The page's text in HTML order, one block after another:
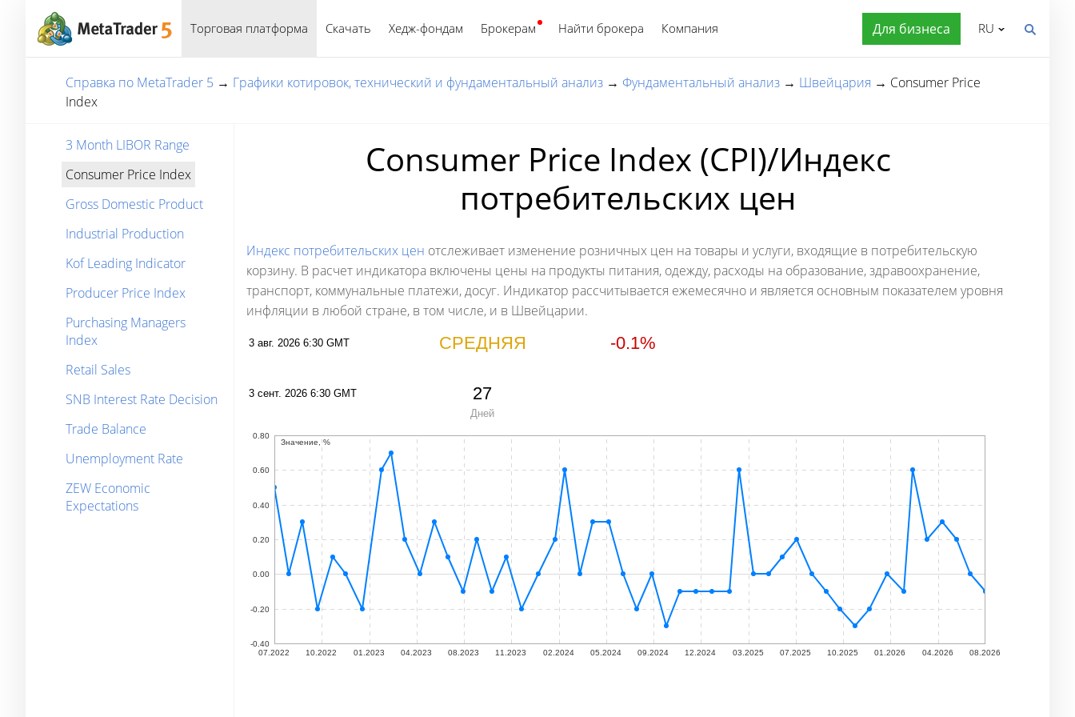
Торговая платформа Скачать Хедж-фондам Брокерам Найти брокера Компания Для бизнеса
Русский RU
Справка по MetaTrader 5 → Графики котировок, технический и фундаментальный анализ → Фундаментальный анализ → Швейцария → Consumer Price
Index
3 Month LIBOR Range
Consumer Price Index
Gross Domestic Product
Industrial Production
Kof Leading Indicator
Producer Price Index
Purchasing Managers
Index
Retail Sales
SNB Interest Rate Decision
Trade Balance
Unemployment Rate
ZEW Economic
Expectations
Consumer Price Index (CPI)/Индекс
потребительских цен
Индекс потребительских цен отслеживает изменение розничных цен на товары и услуги, входящие в потребительскую
корзину. В расчет индикатора включены цены на продукты питания, одежду, расходы на образование, здравоохранение,
транспорт, коммунальные платежи, досуг. Индикатор рассчитывается ежемесячно и является основным показателем уровня
инфляции в любой стране, в том числе, и в Швейцарии.